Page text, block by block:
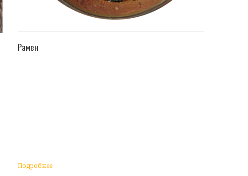
Рамен
Подробнее